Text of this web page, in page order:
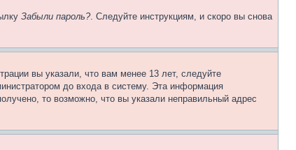
Забыли пароль?. Следуйте инструкциям, и скоро вы снова
вы указали, что вам менее 13 лет, следуйте
до входа в систему. Эта информация
то возможно, что вы указали неправильный адрес